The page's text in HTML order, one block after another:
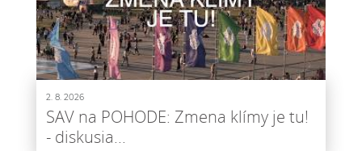
2. 8. 2026
SAV na POHODE: Zmena klímy je tu!
- diskusia...